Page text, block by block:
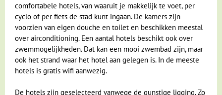
comfortabele hotels, van waaruit je makkelijk te voet, per
cyclo of per fiets de stad kunt ingaan. De kamers zijn
voorzien van eigen douche en toilet en beschikken meestal
over airconditioning. Een aantal hotels beschikt ook over
zwemmogelijkheden. Dat kan een mooi zwembad zijn, maar
ook het strand waar het hotel aan gelegen is. In de meeste
hotels is gratis wifi aanwezig.
De hotels zijn geselecteerd vanwege de gunstige ligging. Zo